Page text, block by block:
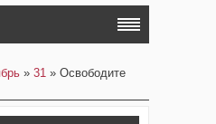
» 31 » Освободите